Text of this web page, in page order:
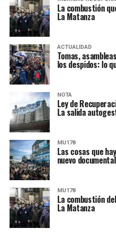
La combustión
La Matanza
ACTUALIDAD
Tomas,
los despidos: lo
NOTA
Ley de
La salida
MU178
Las cosas que
nuevo
MU178
La combustión
La Matanza